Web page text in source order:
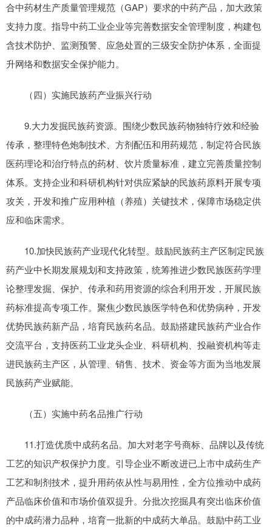
合中药材生产质量管理规范（GAP）要求的中药产品，加大政策
支持力度。指导中药工业企业等完善数据安全管理制度，构建包
含技术防护、监测预警、应急处置的三级安全防护体系，全面提
升网络和数据安全保护能力。
（四）实施民族药产业振兴行动
9.大力发掘民族药资源。围绕少数民族药物独特疗效和经验
传承，整理特色炮制技术、方剂配伍和用药规范，制定符合民族
医药理论和治疗特点的药材、饮片质量标准，建立完善质量控制
体系。支持企业和科研机构针对供应紧缺的民族药原料开展专项
攻关，开发和推广应用种植（养殖）关键技术，保障市场稳定供
应和临床需求。
10.加快民族药产业现代化转型。鼓励民族药主产区制定民族
药产业中长期发展规划和支持政策，统筹推进少数民族医药学理
论整理发掘、保护、传承和药用资源的综合利用开发，开展民族
药标准提高专项工作。聚焦少数民族医学特色和优势病种，开发
优势民族药新产品，培育民族药名品。鼓励搭建民族药产业合作
交流平台，支持医药工业龙头企业、科研机构、投融资机构等走
进民族药主产区，从管理、销售、技术、资金等方面为当地发展
民族药产业赋能。
（五）实施中药名品推广行动
11.打造优质中成药名品。加大对老字号商标、品牌以及传统
工艺的知识产权保护力度。引导企业不断改进已上市中成药生产
工艺和制剂技术，提升用药依从性与易用性，全方位推动中成药
产品临床价值和市场价值双提升。分批次挖掘具有突出临床价值
的中成药潜力品种，培育一批新的中成药大单品。鼓励中药工业